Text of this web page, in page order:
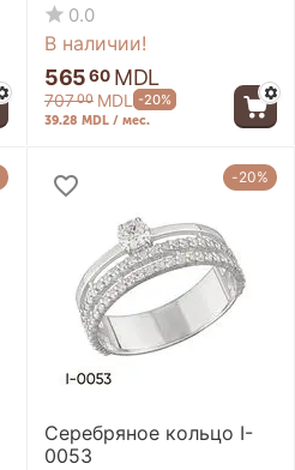
0.0
В наличии!
56560 MDL
70700 MDL -20%
39.28 MDL / мес.
-20%
Серебряное кольцо I-
0053